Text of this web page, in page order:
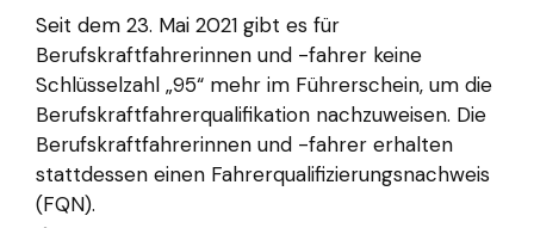
Seit dem 23. Mai 2021 gibt es für
Berufskraftfahrerinnen und -fahrer keine
Schlüsselzahl „95“ mehr im Führerschein, um die
Berufskraftfahrerqualifikation nachzuweisen. Die
Berufskraftfahrerinnen und -fahrer erhalten
stattdessen einen Fahrerqualifizierungsnachweis
(FQN).